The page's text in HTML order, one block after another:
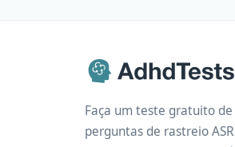
Faça um teste gratuito
perguntas de rastreio